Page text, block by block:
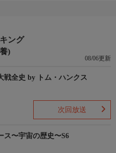
ング
)
08/06更新
戦全史 by トム・ハンクス
次回放送
ス〜宇宙の歴史〜S6